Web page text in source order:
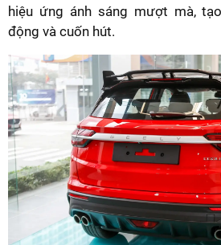
hiệu ứng ánh sáng mượt mà,
động và cuốn hút.